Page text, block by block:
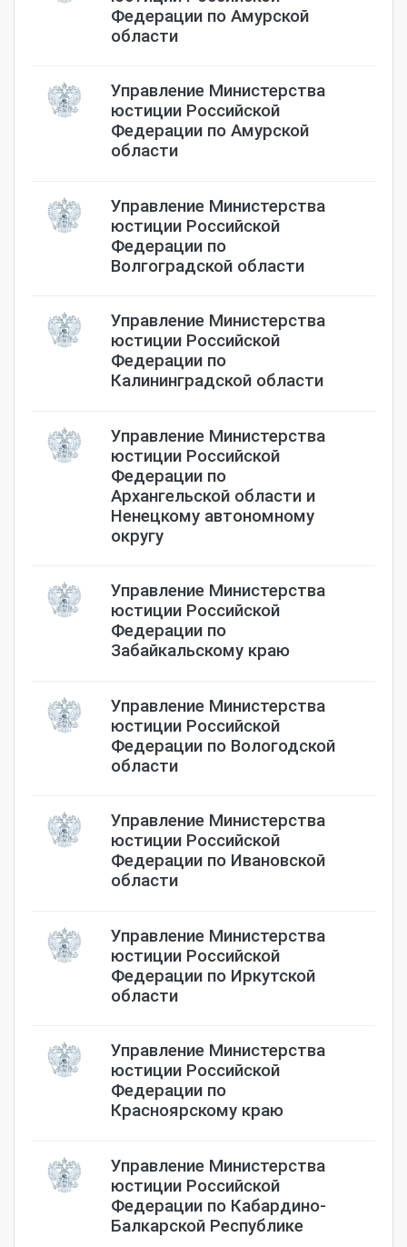
Федерации по Амурской
области
Управление Министерства
юстиции Российской
Федерации по Амурской
области
Управление Министерства
юстиции Российской
Федерации по
Волгоградской области
Управление Министерства
юстиции Российской
Федерации по
Калининградской области
Управление Министерства
юстиции Российской
Федерации по
Архангельской области и
Ненецкому автономному
округу
Управление Министерства
юстиции Российской
Федерации по
Забайкальскому краю
Управление Министерства
юстиции Российской
Федерации по Вологодской
области
Управление Министерства
юстиции Российской
Федерации по Ивановской
области
Управление Министерства
юстиции Российской
Федерации по Иркутской
области
Управление Министерства
юстиции Российской
Федерации по
Красноярскому краю
Управление Министерства
юстиции Российской
Федерации по Кабардино-
Балкарской Республике